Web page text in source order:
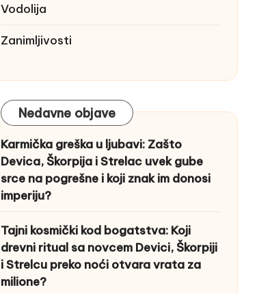
Vodolija
Zanimljivosti
Nedavne objave
Karmička greška u ljubavi: Zašto
Devica, Škorpija i Strelac uvek gube
srce na pogrešne i koji znak im donosi
imperiju?
Tajni kosmički kod bogatstva: Koji
drevni ritual sa novcem Devici, Škorpiji
i Strelcu preko noći otvara vrata za
milione?